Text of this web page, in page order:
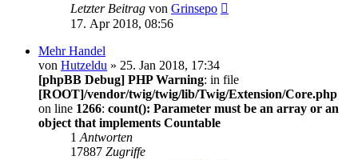
Letzter Beitrag von Grinsepo
17. Apr 2018, 08:56
Mehr Handel
von Hutzeldu » 25. Jan 2018, 17:34
[phpBB Debug] PHP Warning: in file
[ROOT]/vendor/twig/twig/lib/Twig/Extension/Core.php
on line 1266: count(): Parameter must be an array or an
object that implements Countable
1 Antworten
17887 Zugriffe